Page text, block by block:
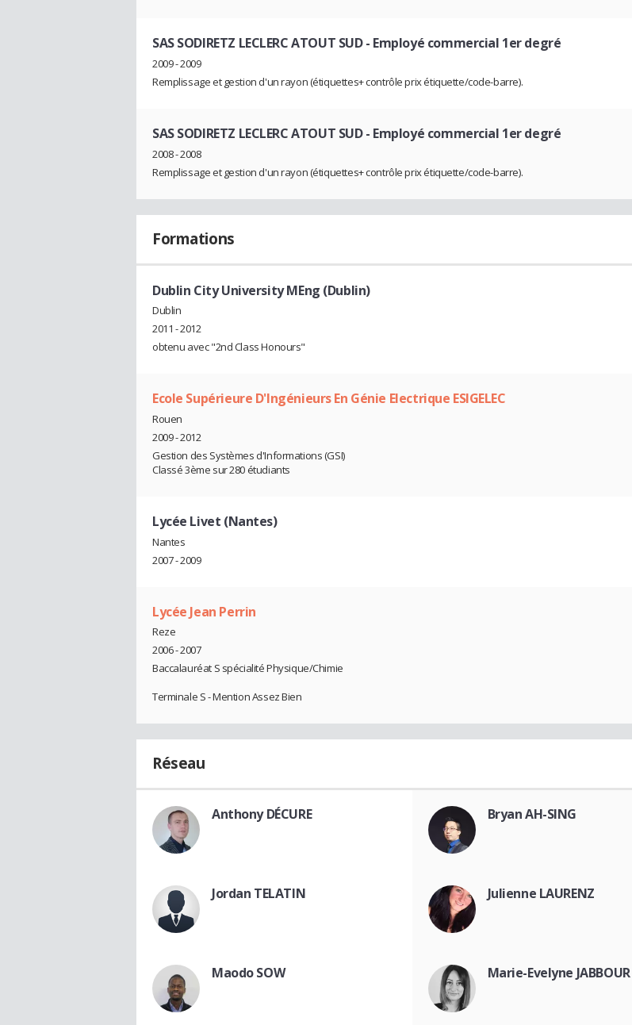
SAS SODIRETZ LECLERC ATOUT SUD- Employé commercial 1er degré
2009 - 2009
Remplissage et gestion d'un rayon (étiquettes+ contrôle prix étiquette/code-barre).
SAS SODIRETZ LECLERC ATOUT SUD- Employé commercial 1er degré
2008 - 2008
Remplissage et gestion d'un rayon (étiquettes+ contrôle prix étiquette/code-barre).
Formations
Dublin City University MEng (Dublin)
Dublin
2011 - 2012
obtenu avec "2nd Class Honours"
Ecole Supérieure D'Ingénieurs En Génie Electrique ESIGELEC
Rouen
2009 - 2012
Gestion des Systèmes d'Informations (GSI)
Classé 3ème sur 280 étudiants
Lycée Livet (Nantes)
Nantes
2007 - 2009
Lycée Jean Perrin
Reze
2006 - 2007
Baccalauréat S spécialité Physique/Chimie
Terminale S - Mention Assez Bien
Réseau
Anthony DÉCURE Bryan AH-SING
Jordan TELATIN Julienne LAURENZ
Maodo SOW Marie-Evelyne JABBOUR